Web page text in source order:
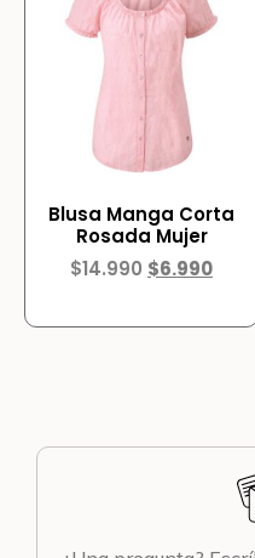
Blusa Manga Corta
Rosada Mujer
$14.990 $6.990